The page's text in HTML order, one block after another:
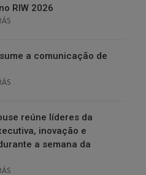
RIW 2026
a comunicação de
reúne líderes da
inovação e
a semana da